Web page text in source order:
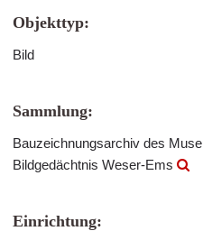
Objekttyp:
Bild
Sammlung:
Bauzeichnungsarchiv des
Bildgedächtnis Weser-Ems
Einrichtung: